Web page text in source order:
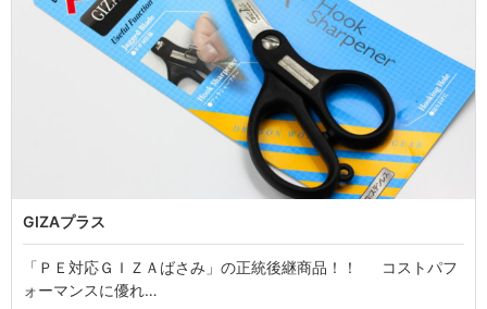
GIZAプラス
「ＰＥ対応ＧＩＺＡばさみ」の正統後継商品！！ コストパフ
ォーマンスに優れ…